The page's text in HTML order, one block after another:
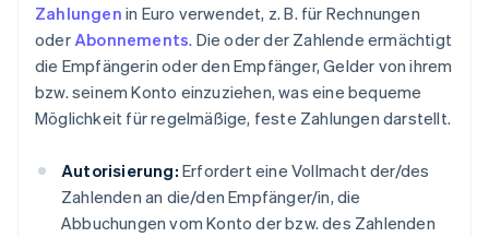
Zahlungen in Euro verwendet, z. B. für Rechnungen
oderAbonnements. Die oder der Zahlende ermächtigt
die Empfängerin oder den Empfänger, Gelder von ihrem
bzw. seinem Konto einzuziehen, was eine bequeme
Möglichkeit für regelmäßige, feste Zahlungen darstellt.
Autorisierung: Erfordert eine Vollmacht der/des
Zahlenden an die/den Empfänger/in, die
Abbuchungen vom Konto der bzw. des Zahlenden